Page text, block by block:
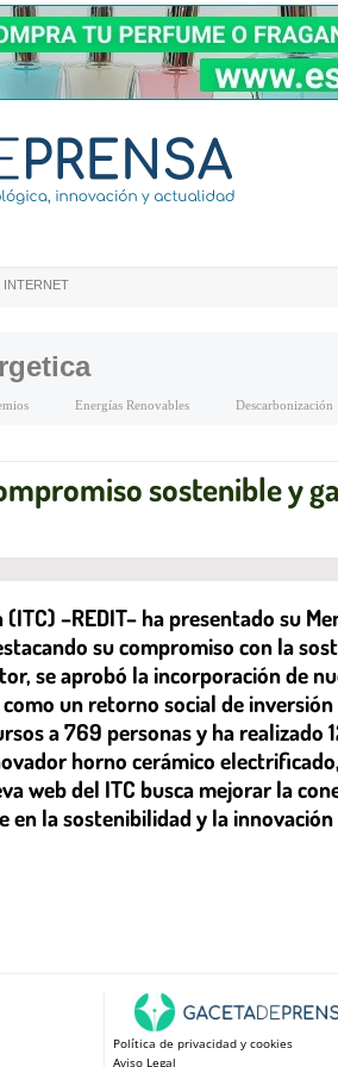
INTERNET
Energías Renovables Descarbonización
sostenible y
–REDIT– ha presentado su
su compromiso con la
se aprobó la incorporación de
un retorno social de inversión
a 769 personas y ha realizado
horno cerámico
web del ITC busca mejorar la
la sostenibilidad y la
Política de privacidad y cookies
Aviso Legal